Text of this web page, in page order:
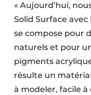
« Aujourd’hui,
Solid Surface
se compose pour
naturels et pour
pigments
résulte un
à modeler, facile